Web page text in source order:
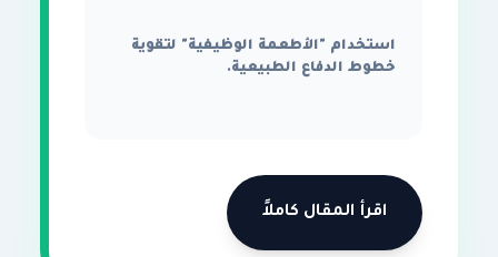
استخدام "الأطعمة الوظيفية" لتقوية
خطوط الدفاع الطبيعية.
اقرأ المقال كاملاً